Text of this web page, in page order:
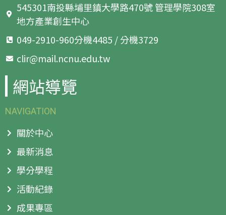
545301南投縣埔里鎮大學路470號 管理學院308室
地方產業創生中心
049-2910-960分機4485 / 分機3729
clir@mail.ncnu.edu.tw
網站導覽
NAVIGATION
關於中心
最新消息
學分學程
活動紀錄
成果專區